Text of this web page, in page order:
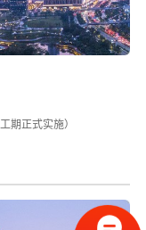
期正式实施）